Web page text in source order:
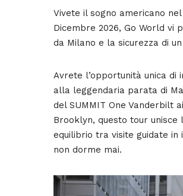
Vivete il sogno americano
Dicembre 2026, Go World vi
da Milano e la sicurezza di
Avrete l’opportunità unica di
alla leggendaria parata di
del SUMMIT One Vanderbilt
Brooklyn, questo tour
equilibrio tra visite guidate
non dorme mai.